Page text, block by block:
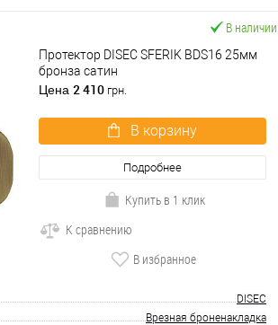
В наличии
Протектор DISEC SFERIK BDS16 25мм
бронза сатин
Цена 2 410 грн.
В корзину
Подробнее
Купить в 1 клик
К сравнению
В избранное
DISEC
Врезная броненакладка